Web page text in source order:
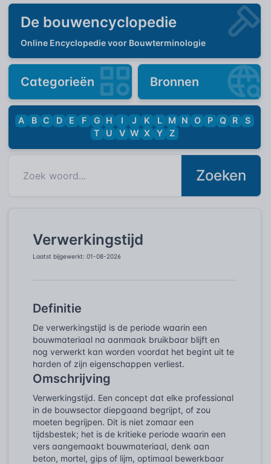
De bouwencyclopedie
Online Encyclopedie voor Bouwterminologie
Categorieën Bronnen
A B C D E F G H I J K L M N O P Q R
S
T
U V W X Y Z
Zoeken
Verwerkingstijd
Laatst bijgewerkt: 01-08-2026
Definitie
De verwerkingstijd is de periode waarin een
bouwmateriaal na aanmaak bruikbaar blijft en
nog verwerkt kan worden voordat het begint uit te
harden of zijn eigenschappen verliest.
Omschrijving
Verwerkingstijd. Een concept dat elke professional
in de bouwsector diepgaand begrijpt, of zou
moeten begrijpen. Dit is niet zomaar een
tijdsbestek; het is de kritieke periode waarin een
vers aangemaakt bouwmateriaal, denk aan
beton, mortel, gips of lijm, optimaal bewerkbaar